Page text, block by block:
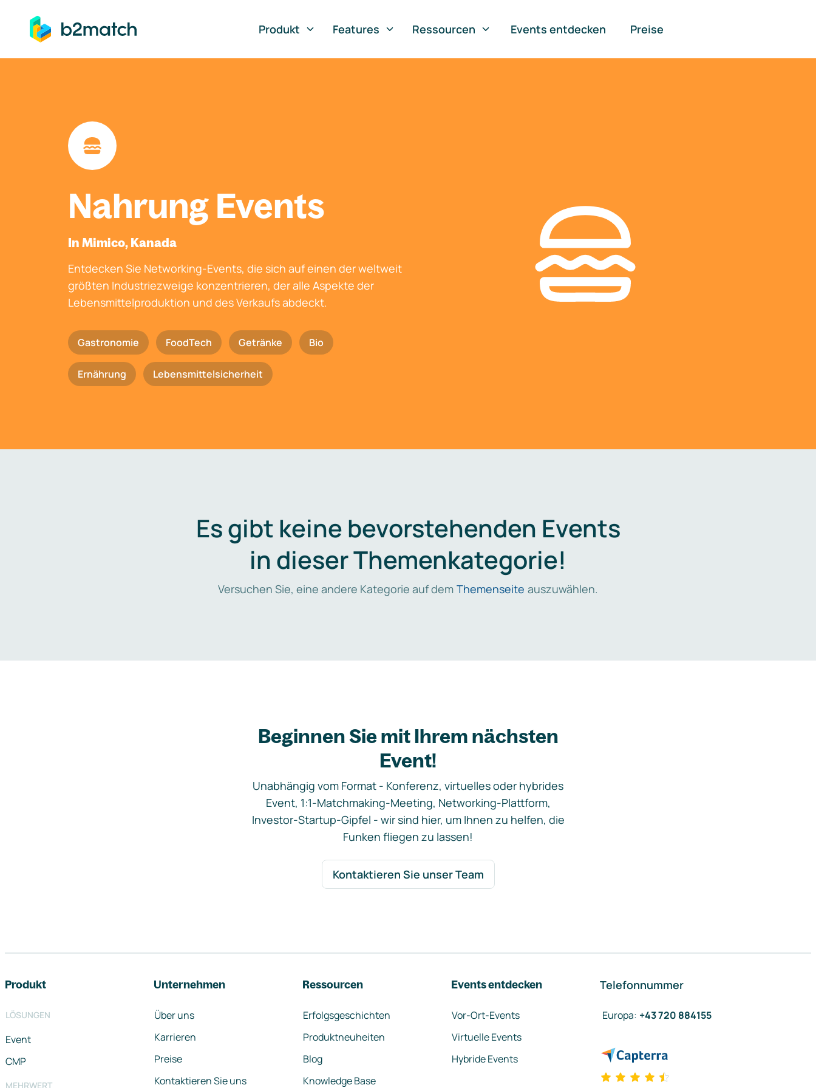
springen
Produkt
Features Ressourcen Events entdecken Preise
Nahrung Events
In Mimico, Kanada
Entdecken Sie Networking-Events, die sich auf einen der weltweit
größten Industriezweige konzentrieren, der alle Aspekte der
Lebensmittelproduktion und des Verkaufs abdeckt.
Gastronomie FoodTech Getränke Bio
Ernährung Lebensmittelsicherheit
Es gibt keine bevorstehenden Events
in dieser Themenkategorie!
Versuchen Sie, eine andere Kategorie auf dem Themenseite auszuwählen.
Beginnen Sie mit Ihrem nächsten
Event!
Unabhängig vom Format - Konferenz, virtuelles oder hybrides
Event, 1:1-Matchmaking-Meeting, Networking-Plattform,
Investor-Startup-Gipfel - wir sind hier, um Ihnen zu helfen, die
Funken fliegen zu lassen!
Kontaktieren Sie unser Team
Produkt
LÖSUNGEN
Event
CMP
MEHRWERT
Unternehmen
Über uns
Karrieren
Preise
Kontaktieren Sie uns
Ressourcen
Erfolgsgeschichten
Produktneuheiten
Blog
Knowledge Base
Events entdecken
Vor-Ort-Events
Virtuelle Events
Hybride Events
Telefonnummer
Europa: +43 720 884155